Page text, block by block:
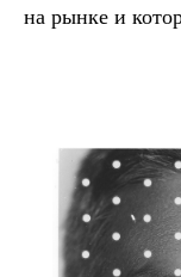
на рынке и